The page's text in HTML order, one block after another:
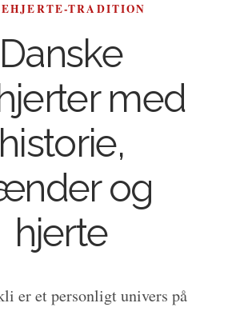
TRADITION
Danske
med
historie,
og
hjerte
er et personligt univers på